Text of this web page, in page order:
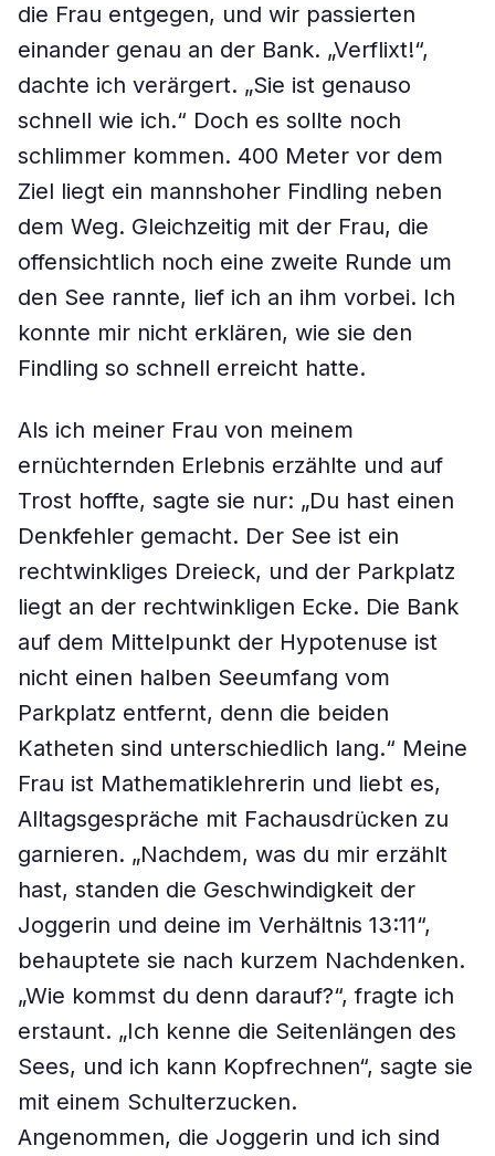
die Frau entgegen, und wir passierten
einander genau an der Bank. „Verflixt!“,
dachte ich verärgert. „Sie ist genauso
schnell wie ich.“ Doch es sollte noch
schlimmer kommen. 400 Meter vor dem
Ziel liegt ein mannshoher Findling neben
dem Weg. Gleichzeitig mit der Frau, die
offensichtlich noch eine zweite Runde um
den See rannte, lief ich an ihm vorbei. Ich
konnte mir nicht erklären, wie sie den
Findling so schnell erreicht hatte.
Als ich meiner Frau von meinem
ernüchternden Erlebnis erzählte und auf
Trost hoffte, sagte sie nur: „Du hast einen
Denkfehler gemacht. Der See ist ein
rechtwinkliges Dreieck, und der Parkplatz
liegt an der rechtwinkligen Ecke. Die Bank
auf dem Mittelpunkt der Hypotenuse ist
nicht einen halben Seeumfang vom
Parkplatz entfernt, denn die beiden
Katheten sind unterschiedlich lang.“ Meine
Frau ist Mathematiklehrerin und liebt es,
Alltagsgespräche mit Fachausdrücken zu
garnieren. „Nachdem, was du mir erzählt
hast, standen die Geschwindigkeit der
Joggerin und deine im Verhältnis 13:11“,
behauptete sie nach kurzem Nachdenken.
„Wie kommst du denn darauf?“, fragte ich
erstaunt. „Ich kenne die Seitenlängen des
Sees, und ich kann Kopfrechnen“, sagte sie
mit einem Schulterzucken.
Angenommen, die Joggerin und ich sind